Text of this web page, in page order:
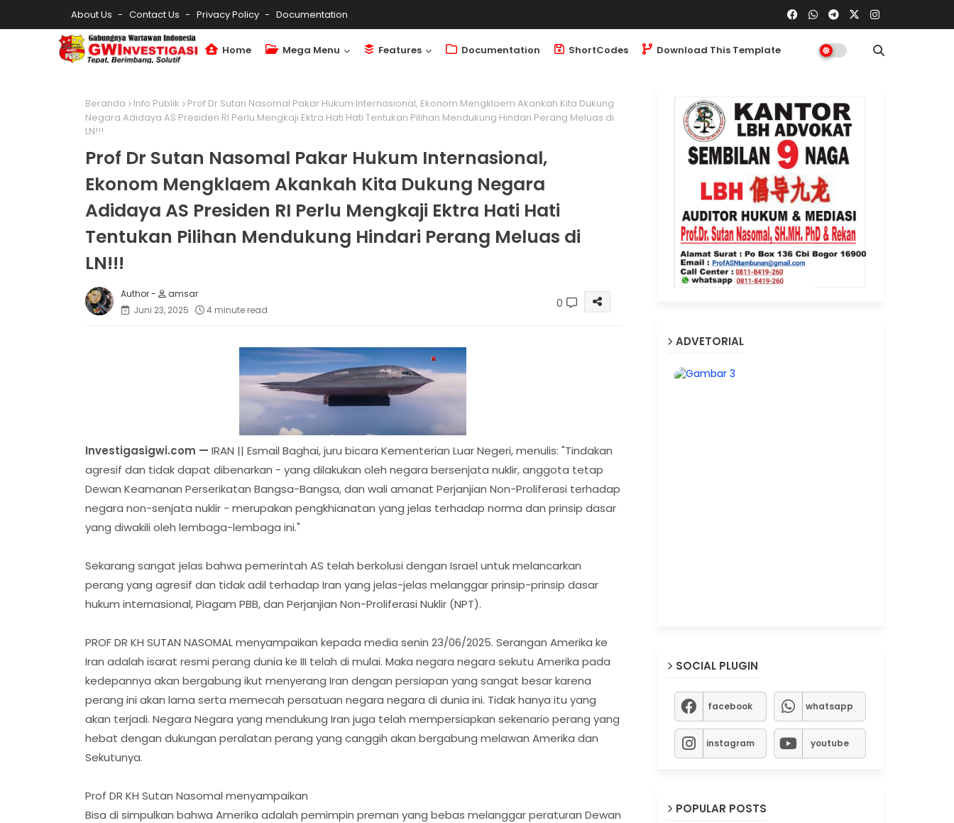
About Us Contact Us Privacy Policy Documentation
Home Mega Menu Features Documentation ShortCodes Download This Template
Beranda Info Publik
Prof Dr Sutan Nasomal Pakar Hukum Internasional, Ekonom Mengklaem Akankah Kita Dukung
Negara Adidaya AS Presiden RI Perlu Mengkaji Ektra Hati Hati Tentukan Pilihan Mendukung Hindari Perang Meluas di
LN!!!
Prof Dr Sutan Nasomal Pakar Hukum Internasional,
Ekonom Mengklaem Akankah Kita Dukung Negara
Adidaya AS Presiden RI Perlu Mengkaji Ektra Hati Hati
Tentukan Pilihan Mendukung Hindari Perang Meluas di
LN!!!
amsar
Juni 23, 2025
4 minute read 0
Investigasigwi.com — IRAN || Esmail Baghai, juru bicara Kementerian Luar Negeri, menulis: "Tindakan
agresif dan tidak dapat dibenarkan - yang dilakukan oleh negara bersenjata nuklir, anggota tetap
Dewan Keamanan Perserikatan Bangsa-Bangsa, dan wali amanat Perjanjian Non-Proliferasi terhadap
negara non-senjata nuklir - merupakan pengkhianatan yang jelas terhadap norma dan prinsip dasar
yang diwakili oleh lembaga-lembaga ini."
Sekarang sangat jelas bahwa pemerintah AS telah berkolusi dengan Israel untuk melancarkan
perang yang agresif dan tidak adil terhadap Iran yang jelas-jelas melanggar prinsip-prinsip dasar
hukum internasional, Piagam PBB, dan Perjanjian Non-Proliferasi Nuklir (NPT).
PROF DR KH SUTAN NASOMAL menyampaikan kepada media senin 23/06/2025. Serangan Amerika ke
Iran adalah isarat resmi perang dunia ke III telah di mulai. Maka negara negara sekutu Amerika pada
kedepannya akan bergabung ikut menyerang Iran dengan persiapan yang sangat besar karena
perang ini akan lama serta memecah persatuan negara negara di dunia ini. Tidak hanya itu yang
akan terjadi. Negara Negara yang mendukung Iran juga telah mempersiapkan sekenario perang yang
hebat dengan dukungan peralatan perang yang canggih akan bergabung melawan Amerika dan
Sekutunya.
Prof DR KH Sutan Nasomal menyampaikan
Bisa di simpulkan bahwa Amerika adalah pemimpin preman yang bebas melanggar peraturan Dewan
ADVETORIAL
SOCIAL PLUGIN
facebook whatsapp
instagram youtube
POPULAR POSTS